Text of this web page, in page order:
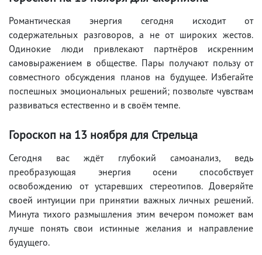
Романтическая энергия сегодня исходит от
содержательных разговоров, а не от широких жестов.
Одинокие люди привлекают партнёров искренним
самовыражением в обществе. Пары получают пользу от
совместного обсуждения планов на будущее. Избегайте
поспешных эмоциональных решений; позвольте чувствам
развиваться естественно и в своём темпе.
Гороскоп на 13 ноября для Стрельца
Сегодня вас ждёт глубокий самоанализ, ведь
преобразующая энергия осени способствует
освобождению от устаревших стереотипов. Доверяйте
своей интуиции при принятии важных личных решений.
Минута тихого размышления этим вечером поможет вам
лучше понять свои истинные желания и направление
будущего.